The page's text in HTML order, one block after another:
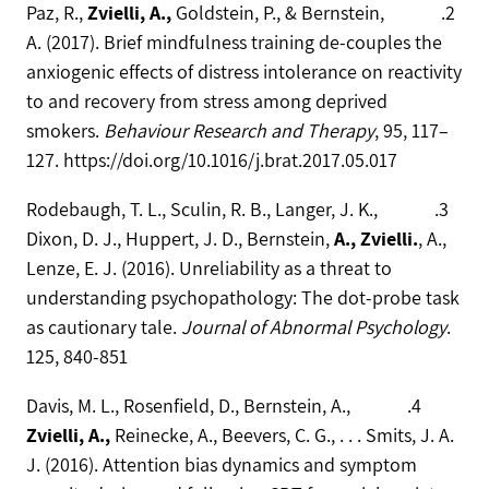
2. Paz, R.,
Zvielli, A., Goldstein, P., & Bernstein,
A. (2017). Brief mindfulness training de-couples the
anxiogenic effects of distress intolerance on reactivity
to and recovery from stress among deprived
smokers. Behaviour Research and Therapy, 95, 117–
127. https://doi.org/10.1016/j.brat.2017.05.017
3. Rodebaugh, T. L., Sculin, R. B., Langer, J. K.,
Dixon, D. J., Huppert, J. D., Bernstein,A., Zvielli., A.,
Lenze, E. J. (2016). Unreliability as a threat to
understanding psychopathology: The dot-probe task
as cautionary tale. Journal of Abnormal Psychology.
125, 840-851
4. Davis, M. L., Rosenfield, D., Bernstein, A.,
Zvielli, A., Reinecke, A., Beevers, C. G., . . . Smits, J. A.
J. (2016). Attention bias dynamics and symptom